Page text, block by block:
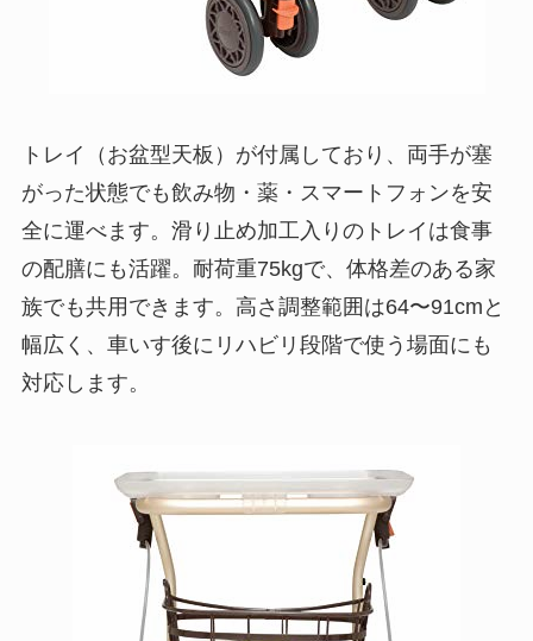
トレイ（お盆型天板）が付属しており、両手が塞
がった状態でも飲み物・薬・スマートフォンを安
全に運べます。滑り止め加工入りのトレイは食事
の配膳にも活躍。耐荷重75kgで、体格差のある家
族でも共用できます。高さ調整範囲は64〜91cmと
幅広く、車いす後にリハビリ段階で使う場面にも
対応します。